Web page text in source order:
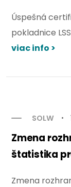
Úspešná
pokladnice
viac info >
SOLW
Zmena
štatistika
Zmena